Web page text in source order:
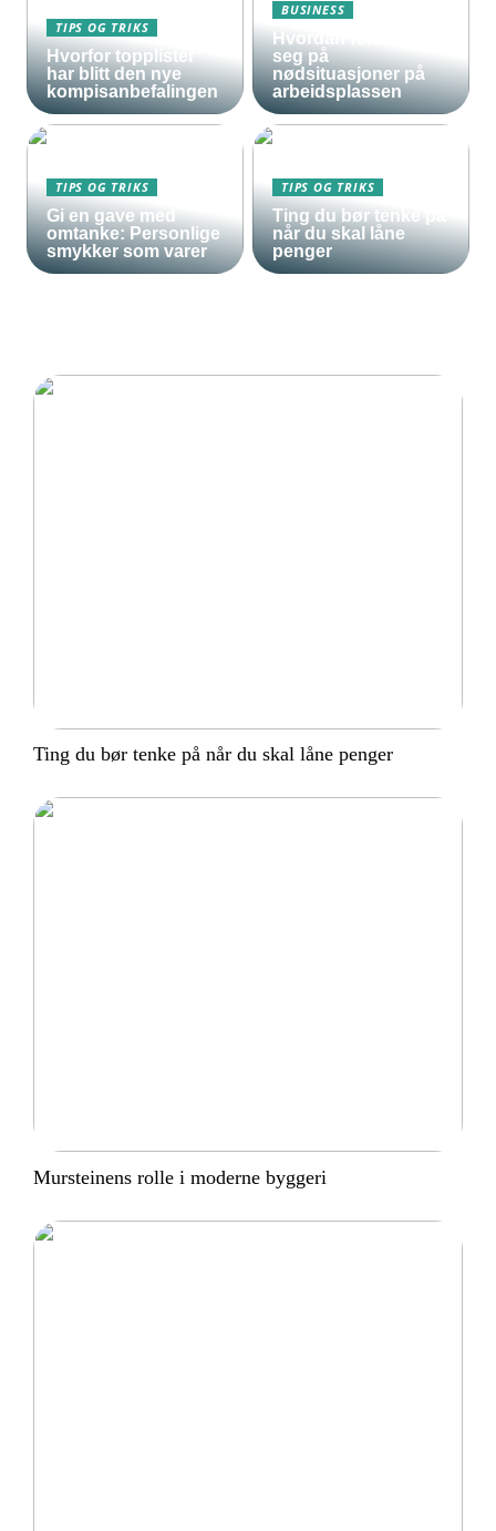
TIPS OG TRIKS
Hvorfor topplister
har blitt den nye
kompisanbefalingen
BUSINESS
Hvordan forberede
seg på
nødsituasjoner på
arbeidsplassen
TIPS OG TRIKS
Gi en gave med
omtanke: Personlige
smykker som varer
TIPS OG TRIKS
Ting du bør tenke på
når du skal låne
penger
Ting du bør tenke på når du skal låne penger
Mursteinens rolle i moderne byggeri